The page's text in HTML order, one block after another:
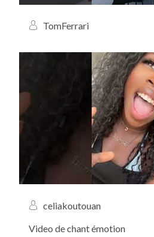
TomFerrari
celiakoutouan
Video de chant émotion